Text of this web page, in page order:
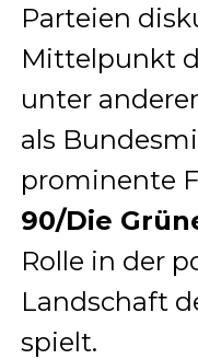
Parteien
Mittelpunkt
unter
als
prominente
90/Die
Rolle in der
Landschaft
spielt.